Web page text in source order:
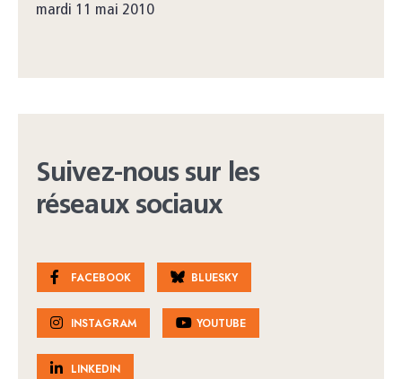
mardi 11 mai 2010
Suivez-nous sur les
réseaux sociaux
FACEBOOK BLUESKY
INSTAGRAM YOUTUBE
LINKEDIN